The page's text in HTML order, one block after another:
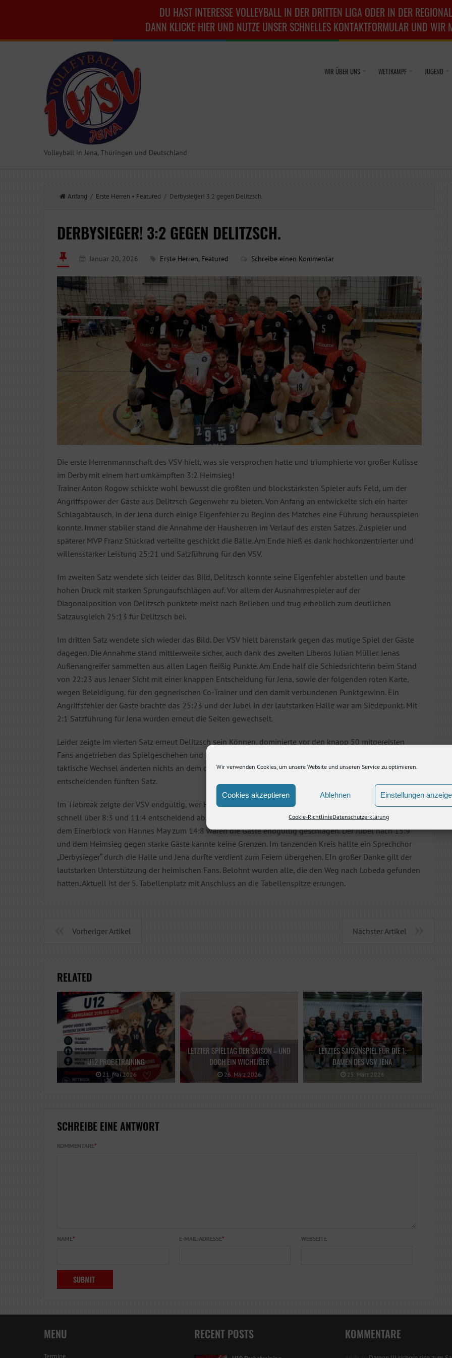
Wir verwenden Cookies, um unsere Website und unseren Service zu optimieren.
Cookies akzeptieren Ablehnen Einstellungen
Cookie-RichtlinieDatenschutzerklärung
DU HAST INTERESSE VOLLEYBALL IN DER DRITTEN LIGA ODER IN DER
DANN KLICKE HIER UND NUTZE UNSER SCHNELLES KONTAKTFORMULAR UND WIR
Volleyball in Jena, Thüringen und Deutschland
WIR ÜBER UNS WETTKAMPF JUGEND
Anfang / Erste Herren • Featured / Derbysieger! 3:2 gegen Delitzsch.
DERBYSIEGER! 3:2 GEGEN DELITZSCH.
Januar 20, 2026 Erste Herren, Featured Schreibe einen Kommentar
Die erste Herrenmannschaft des VSV hielt, was sie versprochen hatte und triumphierte vor großer Kulisse
im Derby mit einem hart umkämpften 3:2 Heimsieg!
Trainer Anton Rogow schickte wohl bewusst die größten und blockstärksten Spieler aufs Feld, um der
Angriffspower der Gäste aus Delitzsch Gegenwehr zu bieten. Von Anfang an entwickelte sich ein harter
Schlagabtausch, in der Jena durch einige Eigenfehler zu Beginn des Matches eine Führung herausspielen
konnte. Immer stabiler stand die Annahme der Hausherren im Verlauf des ersten Satzes. Zuspieler und
späterer MVP Franz Stückrad verteilte geschickt die Bälle. Am Ende hieß es dank hochkonzentrierter und
willensstarker Leistung 25:21 und Satzführung für den VSV.
Im zweiten Satz wendete sich leider das Bild, Delitzsch konnte seine Eigenfehler abstellen und baute
hohen Druck mit starken Sprungaufschlägen auf. Vor allem der Ausnahmespieler auf der
Diagonalposition von Delitzsch punktete meist nach Belieben und trug erheblich zum deutlichen
Satzausgleich 25:13 für Delitzsch bei.
Im dritten Satz wendete sich wieder das Bild. Der VSV hielt bärenstark gegen das mutige Spiel der Gäste
dagegen. Die Annahme stand mittlerweile sicher, auch dank des zweiten Liberos Julian Müller. Jenas
Außenangreifer sammelten aus allen Lagen fleißig Punkte. Am Ende half die Schiedsrichterin beim Stand
von 22:23 aus Jenaer Sicht mit einer knappen Entscheidung für Jena, sowie der folgenden roten Karte,
wegen Beleidigung, für den gegnerischen Co-Trainer und den damit verbundenen Punktgewinn. Ein
Angriffsfehler der Gäste brachte das 25:23 und der Jubel in der lautstarken Halle war am Siedepunkt. Mit
2:1 Satzführung für Jena wurden erneut die Seiten gewechselt.
Leider zeigte im vierten Satz erneut Delitzsch sein Können, dominierte vor den knapp 50 mitgereisten
Fans angetrieben das Spielgeschehen und konnte sich schnell vorentscheidend absetzen. Ein paar
taktische Wechsel änderten nichts an dem deutlichen 25:15 für die Gäste und damit ging es in den alles
entscheidenden fünften Satz.
Im Tiebreak zeigte der VSV endgültig, wer Herr im Haus ist, spielte nahezu fehlerfrei und setzte sich sich
schnell über 8:3 und 11:4 entscheidend ab. Mit einem der grandiosesten Ballwechsel des Abends und
dem Einerblock von Hannes May zum 14:8 waren die Gäste endgültig geschlagen. Der Jubel nach 15:9
und dem Heimsieg gegen starke Gäste kannte keine Grenzen. Im tanzenden Kreis hallte ein Sprechchor
„Derbysieger“ durch die Halle und Jena durfte verdient zum Feiern übergehen. EIn großer Danke gilt der
lautstarken Unterstützung der heimischen Fans. Belohnt wurden alle, die den Weg nach Lobeda gefunden
hatten. Aktuell ist der 5. Tabellenplatz mit Anschluss an die Tabellenspitze errungen.
Vorheriger Artikel Nächster Artikel
RELATED
U12 PROBETRAINING
21. Mai 2026
LETZTER SPIELTAG DER SAISON – UND
DOCH EIN WICHTIGER
26. März 2026
LETZTES SAISONSPIEL FÜR DIE 1.
DAMEN DES VSV JENA
25. März 2026
SCHREIBE EINE ANTWORT
KOMMENTARE*
NAME* E-MAIL-ADRESSE* WEBSEITE
MENU RECENT POSTS KOMMENTARE